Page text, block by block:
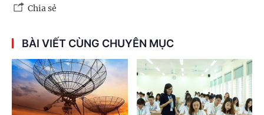
Chia sẻ
BÀI VIẾT CÙNG CHUYÊN MỤC